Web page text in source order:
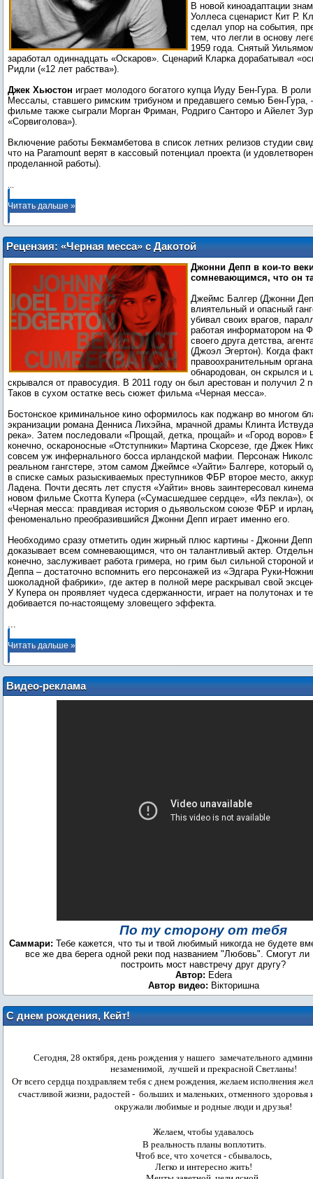
В новой киноадаптации
Уоллеса сценарист Кит Р.
сделал упор на события,
тем, что легли в основу
1959 года. Снятый
заработал одиннадцать «Оскаров». Сценарий Кларка дорабатывал
Ридли («12 лет рабства»).
Джек Хьюстон играет молодого богатого купца Иуду Бен-Гура. В роли
Мессалы, ставшего римским трибуном и предавшего семью Бен-
фильме также сыграли Морган Фриман, Родриго Санторо и Айелет
«Сорвиголова»).
Включение работы Бекмамбетова в список летних релизов студии
что на Paramount верят в кассовый потенциал проекта (и
проделанной работы).
Читать дальше »
Рецензия: «Черная месса» с Дакотой
Джонсон
Джонни Депп в кои-то
сомневающимся, что он
Джеймс Балгер (Джонни
влиятельный и опасный
убивал своих врагов,
работая информатором на
своего друга детства,
(Джоэл Эгертон). Когда
правоохранительным
обнародован, он скрылся и
скрывался от правосудия. В 2011 году он был арестован и получил 2
Таков в сухом остатке весь сюжет фильма «Черная месса».
Бостонское криминальное кино оформилось как поджанр во многом
экранизации романа Денниса Лихэйна, мрачной драмы Клинта
река». Затем последовали «Прощай, детка, прощай» и «Город
конечно, оскароносные «Отступники» Мартина Скорсезе, где Джек
совсем уж инфернального босса ирландской мафии. Персонаж
реальном гангстере, этом самом Джеймсе «Уайти» Балгере, который
в списке самых разыскиваемых преступников ФБР второе место,
Ладена. Почти десять лет спустя «Уайти» вновь заинтересовал
новом фильме Скотта Купера («Сумасшедшее сердце», «Из пекла»),
«Черная месса: правдивая история о дьявольском союзе ФБР и
феноменально преобразившийся Джонни Депп играет именно его.
Необходимо сразу отметить один жирный плюс картины - Джонни Депп
доказывает всем сомневающимся, что он талантливый актер.
конечно, заслуживает работа гримера, но грим был сильной стороной
Деппа – достаточно вспомнить его персонажей из «Эдгара Руки-
шоколадной фабрики», где актер в полной мере раскрывал свой
У Купера он проявляет чудеса сдержанности, играет на полутонах и
...
Читать дальше »
Видео-реклама
По ту сторону от тебя
Саммари: Тебе кажется, что ты и твой любимый никогда не будете
все же два берега одной реки под названием "Любовь". Смогут
построить мост навстречу друг другу?
Автор: Edera
Автор видео: Вiкторишна
С днем рождения, Кейт!
Сегодня, 28 октября, день рождения у нашего замечательного
незаменимой, лучшей и прекрасной Светланы!
От всего сердца поздравляем тебя с днем рождения, желаем исполнения
счастливой жизни, радостей - больших и маленьких, отменного здоровья
окружали любимые и родные люди и друзья!
Желаем, чтобы удавалось
В реальность планы воплотить.
Чтоб все, что хочется - сбывалось,
Легко и интересно жить!